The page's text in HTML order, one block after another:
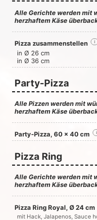
Alle Gerichte werden mit
herzhaftem Käse
Pizza zusammenstellen i
in Ø 26 cm
in Ø 36 cm
Party-Pizza
Alle Pizzen werden mit
herzhaftem Käse
Party-Pizza, 60 x 40 cm i
Pizza Ring
Alle Gerichte werden mit
herzhaftem Käse
Pizza Ring Royal, Ø 24 cm
mit Hack, Jalapenos, Sauce